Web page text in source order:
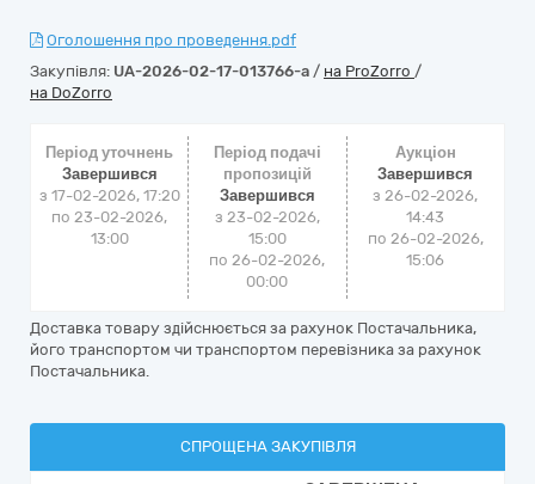
Оголошення про проведення.pdf
Закупівля: UA-2026-02-17-013766-a / на ProZorro /
на DoZorro
Період уточнень
Завершився
з 17-02-2026, 17:20
по 23-02-2026,
13:00
Період подачі
пропозицій
Завершився
з 23-02-2026,
15:00
по 26-02-2026,
00:00
Аукціон
Завершився
з26-02-2026,
14:43
по 26-02-2026,
15:06
Доставка товару здійснюється за рахунок Постачальника,
його транспортом чи транспортом перевізника за рахунок
Постачальника.
СПРОЩЕНА ЗАКУПІВЛЯ